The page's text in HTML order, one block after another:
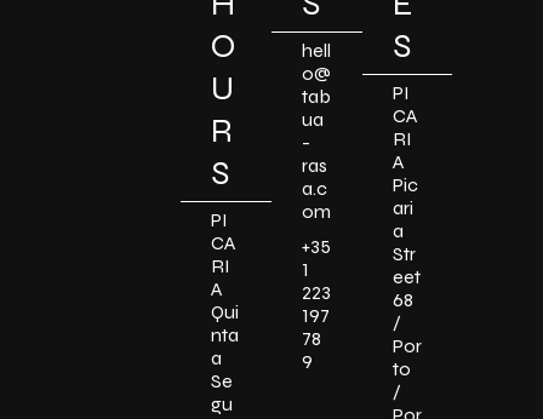
O
U
R
S
PI
CA
RI
A
Qui
nta
a
Se
gu
hell
o@
tab
ua
-
ras
a.c
om
+35
1
223
197
78
9
S
PI
CA
RI
A
Pic
ari
a
Str
eet
68
/
Por
to
/
Por